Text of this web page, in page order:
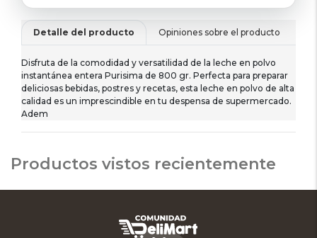
Detalle del producto Opiniones sobre el producto
Disfruta de la comodidad y versatilidad de la leche en polvo
instantánea entera Purisima de 800 gr. Perfecta para preparar
deliciosas bebidas, postres y recetas, esta leche en polvo de alta
calidad es un imprescindible en tu despensa de supermercado.
Adem
Productos vistos recientemente